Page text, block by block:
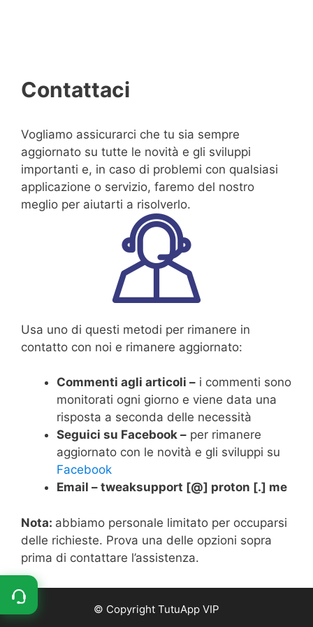
Contattaci
Vogliamo assicurarci che tu sia sempre
aggiornato su tutte le novità e gli sviluppi
importanti e, in caso di problemi con qualsiasi
applicazione o servizio, faremo del nostro
meglio per aiutarti a risolverlo.
Usa uno di questi metodi per rimanere in
contatto con noi e rimanere aggiornato:
Commenti agli articoli – i commenti sono
monitorati ogni giorno e viene data una
risposta a seconda delle necessità
Seguici su Facebook – per rimanere
aggiornato con le novità e gli sviluppi su
Facebook
Email – tweaksupport [@] proton [.] me
Nota: abbiamo personale limitato per occuparsi
delle richieste. Prova una delle opzioni sopra
prima di contattare l’assistenza.
© Copyright TutuApp VIP